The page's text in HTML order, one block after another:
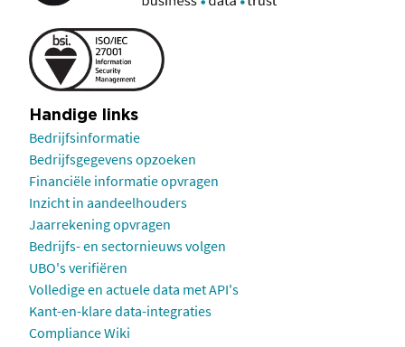
Handige links
Bedrijfsinformatie
Bedrijfsgegevens opzoeken
Financiële informatie opvragen
Inzicht in aandeelhouders
Jaarrekening opvragen
Bedrijfs- en sectornieuws volgen
UBO's verifiëren
Volledige en actuele data met API's
Kant-en-klare data-integraties
Compliance Wiki